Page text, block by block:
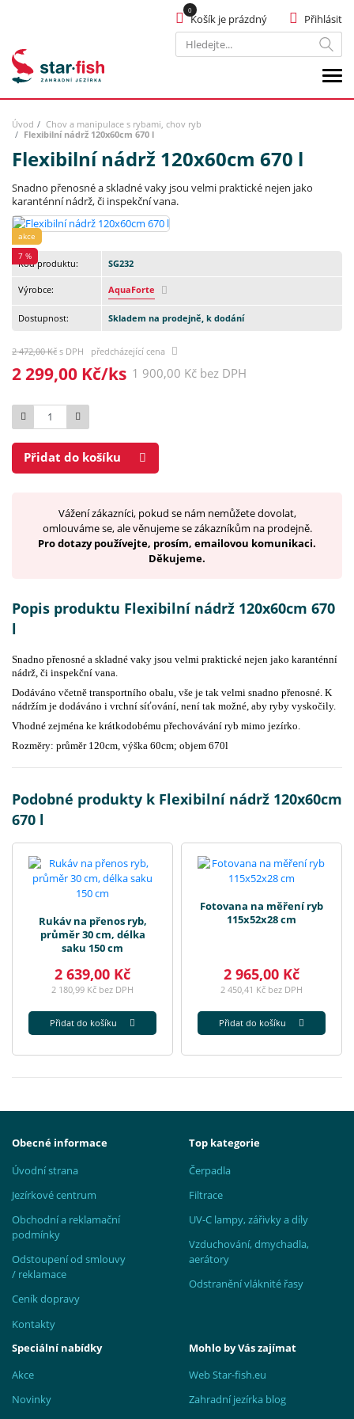
Hledat
Přihlásit
Košík je prázdný
Úvod
Chov a manipulace s rybami, chov ryb
Flexibilní nádrž 120x60cm 670 l
Flexibilní nádrž 120x60cm 670 l
Snadno přenosné a skladné vaky jsou velmi praktické nejen jako
karanténní nádrž, či inspekční vana.
akce
7 %
Kód produktu: SG232
Výrobce: AquaForte
Dostupnost: Skladem na prodejně, k dodání
2 472,00 Kč s DPH předcházející cena
2 299,00 Kč/ks 1 900,00 Kč bez DPH
Počet
Přidat do košíku
Vážení zákazníci, pokud se nám nemůžete dovolat,
omlouváme se, ale věnujeme se zákazníkům na prodejně.
Pro dotazy používejte, prosím, emailovou komunikaci.
Děkujeme.
Popis produktu Flexibilní nádrž 120x60cm 670
l
Snadno přenosné a skladné vaky jsou velmi praktické nejen jako karanténní
nádrž, či inspekční vana.
Dodáváno včetně transportního obalu, vše je tak velmi snadno přenosné. K
nádržím je dodáváno i vrchní síťování, není tak možné, aby ryby vyskočily.
Vhodné zejména ke krátkodobému přechovávání ryb mimo jezírko.
Rozměry: průměr 120cm, výška 60cm; objem 670l
Podobné produkty k Flexibilní nádrž 120x60cm
670 l
Rukáv na přenos ryb,
průměr 30 cm, délka
saku 150 cm
2 639,00 Kč
2 180,99 Kč bez DPH
Přidat do košíku
Fotovana na měření ryb
115x52x28 cm
2 965,00 Kč
2 450,41 Kč bez DPH
Přidat do košíku
Obecné informace
Úvodní strana
Jezírkové centrum
Obchodní a reklamační
podmínky
Odstoupení od smlouvy
/ reklamace
Ceník dopravy
Kontakty
Top kategorie
Čerpadla
Filtrace
UV-C lampy, zářivky a díly
Vzduchování, dmychadla,
aerátory
Odstranění vláknité řasy
Speciální nabídky
Akce
Novinky
Mohlo by Vás zajímat
Web Star-fish.eu
Zahradní jezírka blog